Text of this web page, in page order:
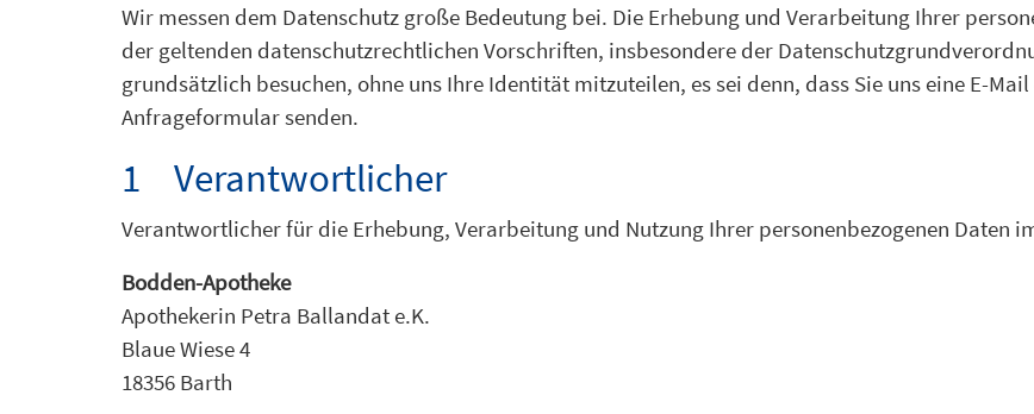
Wir messen dem Datenschutz große Bedeutung bei. Die Erhebung und Verarbeitung Ihrer
der geltenden datenschutzrechtlichen Vorschriften, insbesondere der
grundsätzlich besuchen, ohne uns Ihre Identität mitzuteilen, es sei denn, dass Sie uns eine E-
Anfrageformular senden.
1 Verantwortlicher
Verantwortlicher für die Erhebung, Verarbeitung und Nutzung Ihrer personenbezogenen Daten
Bodden-Apotheke
Apothekerin Petra Ballandat e.K.
Blaue Wiese 4
18356 Barth